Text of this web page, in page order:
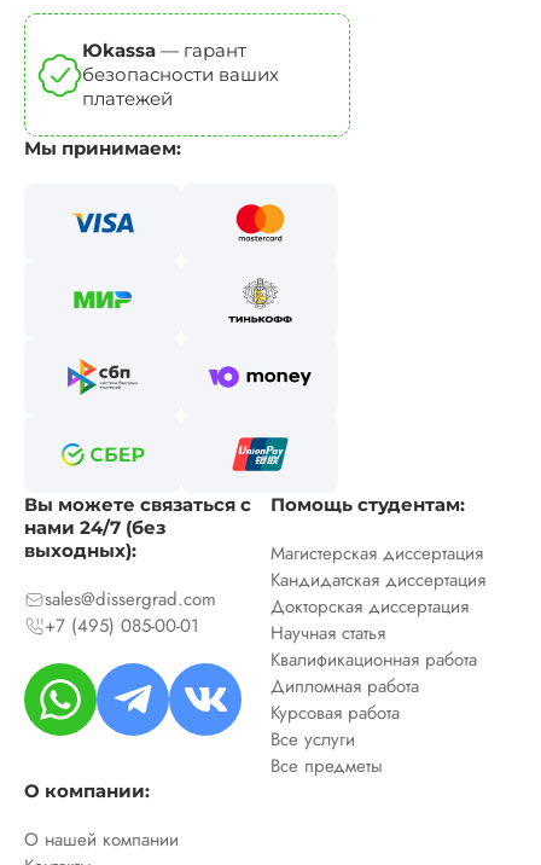
Юkassa — гарант
безопасности ваших
платежей
Мы принимаем:
Вы можете связаться с
нами 24/7 (без
выходных):
sales@dissergrad.com
+7 (495) 085-00-01
Помощь студентам:
Магистерская диссертация
Кандидатская диссертация
Докторская диссертация
Научная статья
Квалификационная работа
Дипломная работа
Курсовая работа
Все услуги
Все предметы
О компании:
О нашей компании